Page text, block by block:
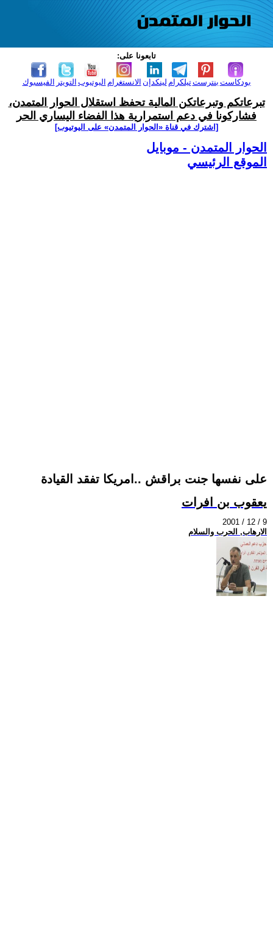
تابعونا على:
الفيسبوك التويتر اليوتيوب الانستغرام لينكدإن تيلكرامبنترست بودكاست
تبرعاتكم وتبرعاتكن المالية تحفظ استقلال الحوار المتمدن،
فشاركونا في دعم استمرارية هذا الفضاء اليساري الحر
[اشترك في قناة ‫«الحوار المتمدن» على اليوتيوب]
الحوار المتمدن - موبايل
الموقع الرئيسي
على نفسها جنت براقش ..امريكا تفقد القيادة
يعقوب بن افرات
2001 / 12 / 9
الارهاب, الحرب والسلام